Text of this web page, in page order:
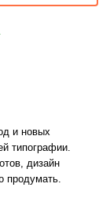
и новых
типографии.
дизайн
продумать.